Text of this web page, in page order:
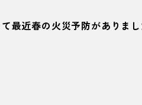
最近春の火災予防がありま